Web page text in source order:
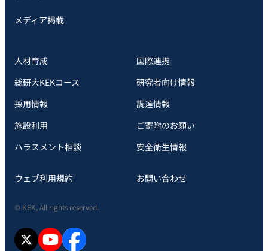
メディア掲載
人材育成
国際連携
総研大KEKコース
研究者向け情報
採用情報
調達情報
施設利用
ご寄附のお願い
ハラスメント相談
安全衛⽣情報
ウェブ利用規約 お問い合わせ
© KEK, All rights reserved.
X YouTubefacebook